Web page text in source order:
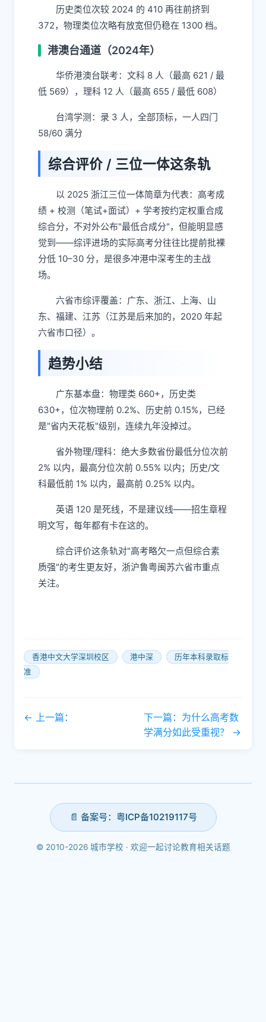
历史类位次较 2024 的 410 再往前挤到
372，物理类位次略有放宽但仍稳在 1300 档。
港澳台通道（2024年）
华侨港澳台联考：文科 8 人（最高 621 / 最
低 569），理科 12 人（最高 655 / 最低 608）
台湾学测：录 3 人，全部顶标，一人四门
58/60 满分
综合评价 / 三位一体这条轨
以 2025 浙江三位一体简章为代表：高考成
绩 + 校测（笔试+面试）+ 学考按约定权重合成
综合分，不对外公布"最低合成分"，但能明显感
觉到——综评进场的实际高考分往往比提前批裸
分低 10–30 分，是很多冲港中深考生的主战
场。
六省市综评覆盖：广东、浙江、上海、山
东、福建、江苏（江苏是后来加的，2020 年起
六省市口径）。
趋势小结
广东基本盘：物理类 660+，历史类
630+，位次物理前 0.2%、历史前 0.15%，已经
是"省内天花板"级别，连续九年没掉过。
省外物理/理科：绝大多数省份最低分位次前
2% 以内，最高分位次前 0.55% 以内；历史/文
科最低前 1% 以内，最高前 0.25% 以内。
英语 120​ 是死线，不是建议线——招生章程
明文写，每年都有卡在这的。
综合评价这条轨对"高考略欠一点但综合素
质强"的考生更友好，浙沪鲁粤闽苏六省市重点
关注。
香港中文大学深圳校区 港中深
历年本科录取标
准
← 上一篇：
下一篇：为什么高考数
学满分如此受重视？ →
📄 备案号：粤ICP备10219117号
© 2010-2026 城市学校 · 欢迎一起讨论教育相关话题